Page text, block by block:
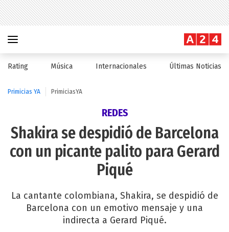
Rating Música Internacionales Últimas Noticias
Primicias YA PrimiciasYA
REDES
Shakira se despidió de Barcelona
con un picante palito para Gerard
Piqué
La cantante colombiana, Shakira, se despidió de
Barcelona con un emotivo mensaje y una
indirecta a Gerard Piqué.